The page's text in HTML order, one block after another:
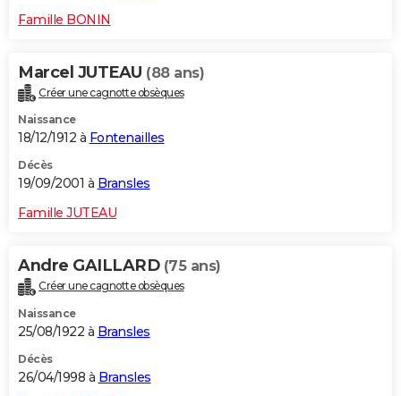
Famille BONIN
Marcel JUTEAU (88 ans)
Créer une cagnotte obsèques
Naissance
18/12/1912 à Fontenailles
Décès
19/09/2001 à Bransles
Famille JUTEAU
Andre GAILLARD (75 ans)
Créer une cagnotte obsèques
Naissance
25/08/1922 à Bransles
Décès
26/04/1998 à Bransles